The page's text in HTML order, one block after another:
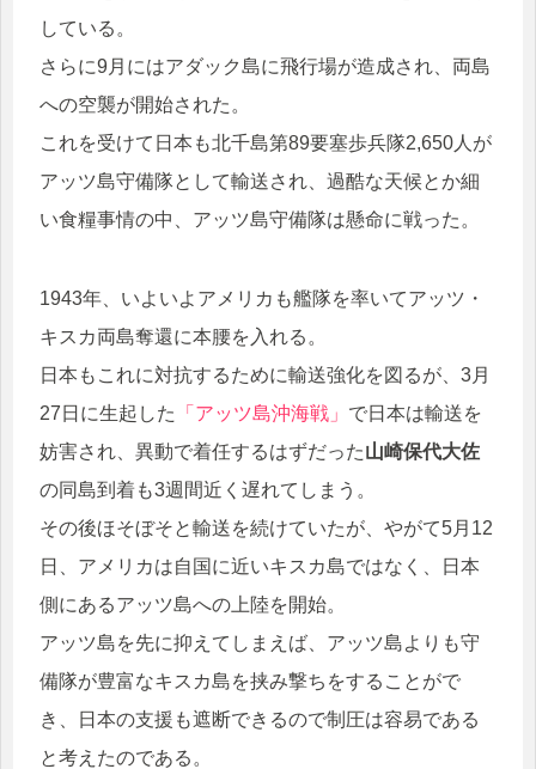
している。
さらに9月にはアダック島に飛行場が造成され、両島
への空襲が開始された。
これを受けて日本も北千島第89要塞歩兵隊2,650人が
アッツ島守備隊として輸送され、過酷な天候とか細
い食糧事情の中、アッツ島守備隊は懸命に戦った。
1943年、いよいよアメリカも艦隊を率いてアッツ・
キスカ両島奪還に本腰を入れる。
日本もこれに対抗するために輸送強化を図るが、3月
27日に生起した
「アッツ島沖海戦」 で日本は輸送を
妨害され、異動で着任するはずだった山崎保代大佐
の同島到着も3週間近く遅れてしまう。
その後ほそぼそと輸送を続けていたが、やがて5月12
日、アメリカは自国に近いキスカ島ではなく、日本
側にあるアッツ島への上陸を開始。
アッツ島を先に抑えてしまえば、アッツ島よりも守
備隊が豊富なキスカ島を挟み撃ちをすることがで
き、日本の支援も遮断できるので制圧は容易である
と考えたのである。